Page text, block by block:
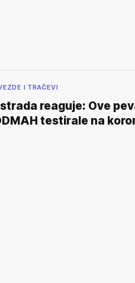
I TRAČEVI
reaguje: Ove
testirale na